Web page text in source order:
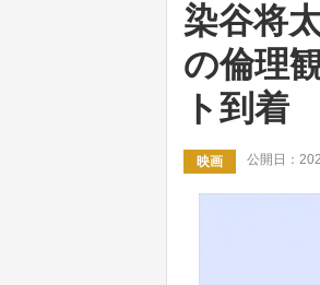
染谷将
の倫理
ト到着
映画 公開日：